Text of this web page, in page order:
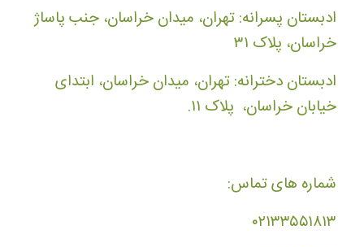
ادبستان پسرانه: تهران، میدان خراسان، جنب پاساژ
خراسان، پلاک ۳۱
ادبستان دخترانه: تهران، میدان خراسان، ابتدای
خیابان خراسان، پلاک ۱۱.
شماره های تماس:
۰۲۱۳۳۵۵۱۸۱۳